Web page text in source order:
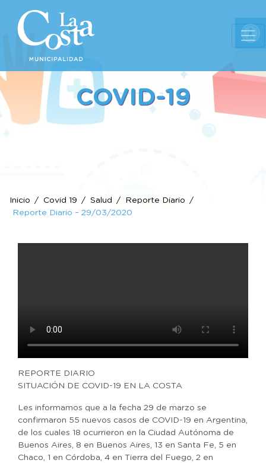
COVID-19
Inicio Covid 19 Salud
Reporte Diario
Reporte Diario – 29/03/2020
REPORTE DIARIO
SITUACIÓN DE COVID-19 EN LA COSTA
Les informamos que a la fecha 29 de marzo se
confirmaron 55 nuevos casos de COVID-19 en Argentina,
de los cuales 18 ocurrieron en la Ciudad Autónoma de
Buenos Aires, 8 en Buenos Aires, 13 en Santa Fe, 5 en
Chaco, 1 en Córdoba, 4 en Tierra del Fuego, 2 en